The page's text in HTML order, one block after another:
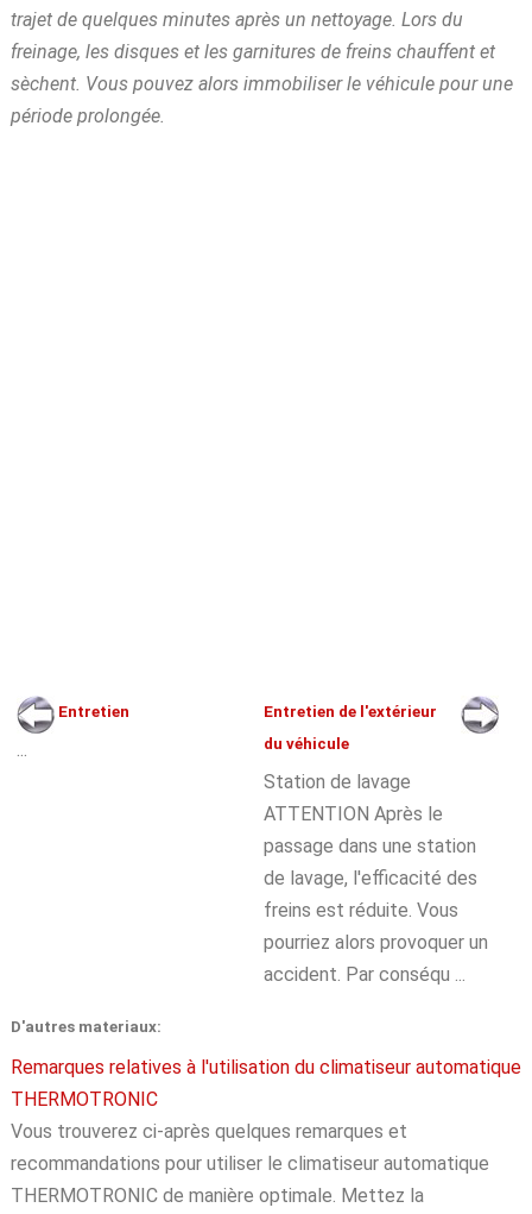
trajet de quelques minutes après un nettoyage. Lors du
freinage, les disques et les garnitures de freins chauffent et
sèchent. Vous pouvez alors immobiliser le véhicule pour une
période prolongée.
Entretien
Entretien de l'extérieur
du véhicule
Station de lavage
ATTENTION Après le
passage dans une station
de lavage, l'efficacité des
freins est réduite. Vous
pourriez alors provoquer un
accident. Par conséqu ...
D'autres materiaux:
Remarques relatives à l'utilisation du climatiseur automatique
THERMOTRONIC
Vous trouverez ci-après quelques remarques et
recommandations pour utiliser le climatiseur automatique
THERMOTRONIC de manière optimale. Mettez la